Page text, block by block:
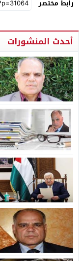
رابط مختصر
أحدث المنشورات